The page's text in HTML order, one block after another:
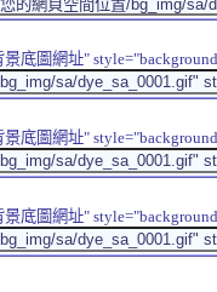
底圖網址"
底圖網址"
底圖網址"